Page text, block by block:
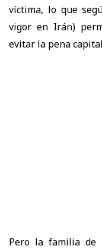
víctima, lo que
vigor en Irán)
evitar la pena
Pero la familia de